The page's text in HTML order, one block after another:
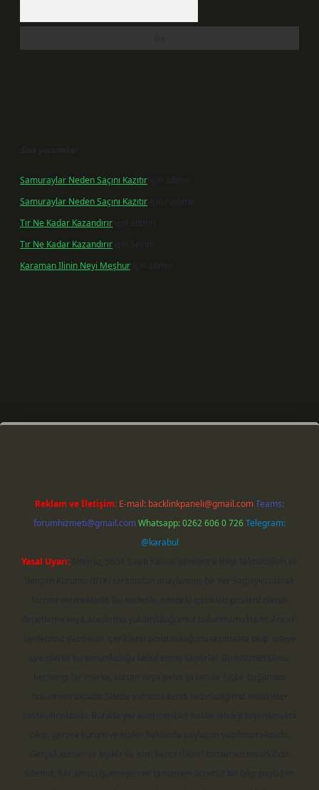
Son yorumlar
Samuraylar Neden Saçını Kazıtır için
admin
Samuraylar Neden Saçını Kazıtır için
Fadime
Tır Ne Kadar Kazandırır için
admin
Tır Ne Kadar Kazandırır için Sevim
Karaman Ilinin Neyi Meşhur için admin
Reklam ve İletişim: E-mail: backlinkpaneli@gmail.comTeams:
forumhizmeti@gmail.comWhatsapp: 0262 606 0 726Telegram:
@karabul
Yasal Uyarı: